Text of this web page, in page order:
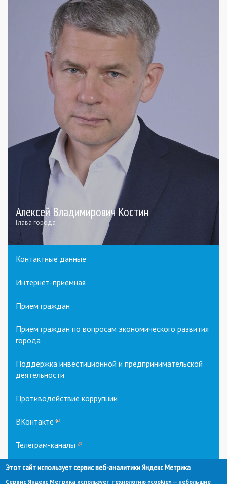
Алексей Владимирович Костин
Глава города
Контактные данные
Интернет-приемная
Прием граждан
Прием граждан по вопросам экономического развития
города
Поддержка инвестиционной и предпринимательской
деятельности
Противодействие коррупции
ВКонтакте(link
external)
Телеграм-каналы(link
external)
Этот сайт использует сервис веб-аналитики Яндекс Метрика
Сервис Яндекс Метрика использует технологию «cookie» — небольшие